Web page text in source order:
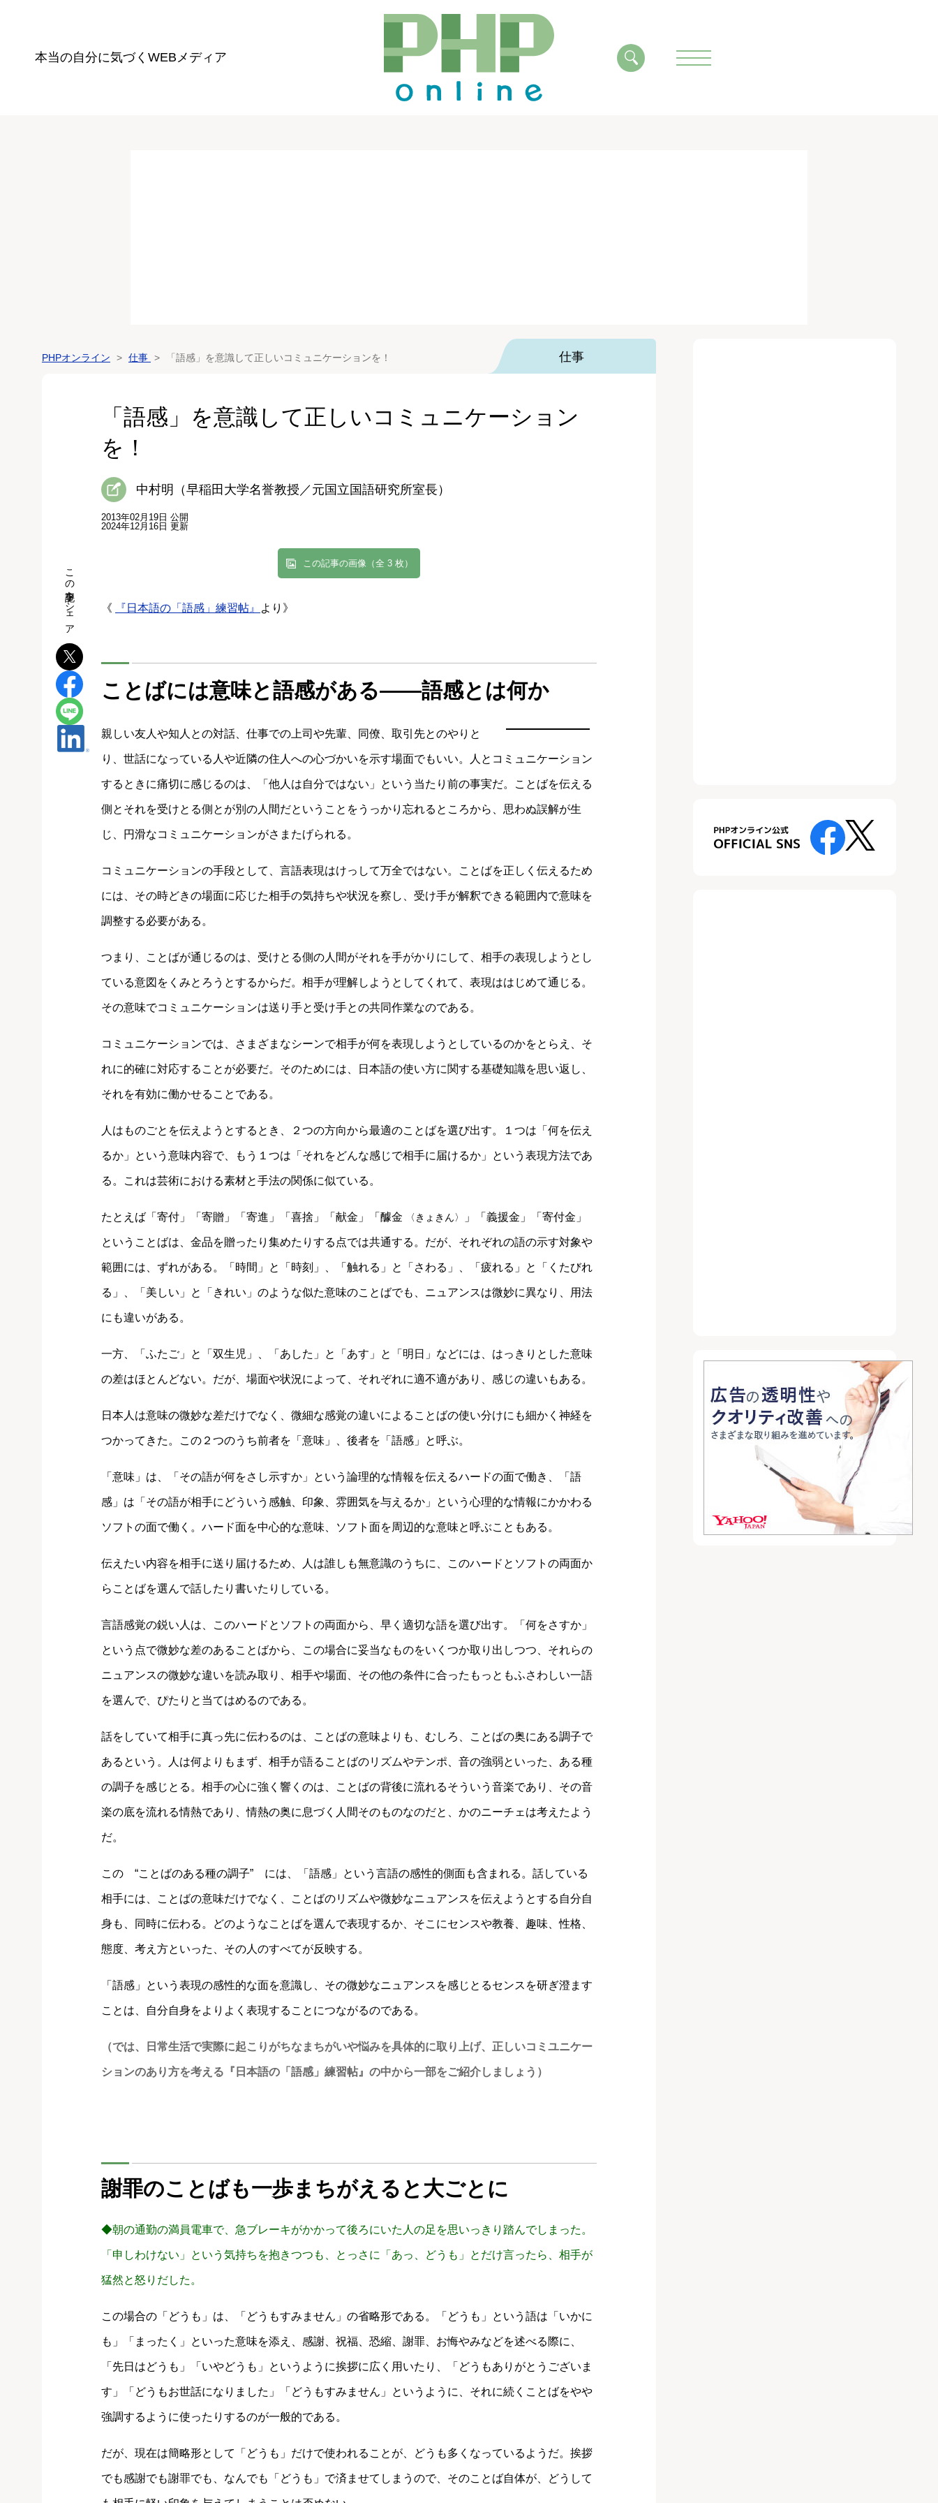
本当の自分に気づく WEBメディア
PHPオンライン 仕事 「語感」を意識して正しいコミュニケーションを！ 仕事
「語感」を意識して正しいコミュニケーション
を！
中村明（早稲田大学名誉教授／元国立国語研究所室長）
2013年02月19日 公開
2024年12月16日 更新
この記事の画像（全 3 枚）
《 『日本語の「語感」練習帖』 より》
ことばには意味と語感がある――語感とは何か
親しい友人や知人との対話、仕事での上司や先輩、同僚、取引先とのやりと
り、世話になっている人や近隣の住人への心づかいを示す場面でもいい。人とコミュニケーション
するときに痛切に感じるのは、「他人は自分ではない」という当たり前の事実だ。ことばを伝える
側とそれを受けとる側とが別の人間だということをうっかり忘れるところから、思わぬ誤解が生
じ、円滑なコミュニケーションがさまたげられる。
コミュニケーションの手段として、言語表現はけっして万全ではない。ことばを正しく伝えるため
には、その時どきの場面に応じた相手の気持ちや状況を察し、受け手が解釈できる範囲内で意味を
調整する必要がある。
つまり、ことばが通じるのは、受けとる側の人間がそれを手がかりにして、相手の表現しようとし
ている意図をくみとろうとするからだ。相手が理解しようとしてくれて、表現ははじめて通じる。
その意味でコミュニケーションは送り手と受け手との共同作業なのである。
コミュニケーションでは、さまざまなシーンで相手が何を表現しようとしているのかをとらえ、そ
れに的確に対応することが必要だ。そのためには、日本語の使い方に関する基礎知識を思い返し、
それを有効に働かせることである。
人はものごとを伝えようとするとき、２つの方向から最適のことばを選び出す。１つは「何を伝え
るか」という意味内容で、もう１つは「それをどんな感じで相手に届けるか」という表現方法であ
る。これは芸術における素材と手法の関係に似ている。
たとえば「寄付」「寄贈」「寄進」「喜捨」「献金」「醵金 〈きょきん〉 」「義援金」「寄付金」
ということばは、金品を贈ったり集めたりする点では共通する。だが、それぞれの語の示す対象や
範囲には、ずれがある。「時間」と「時刻」、「触れる」と「さわる」、「疲れる」と「くたびれ
る」、「美しい」と「きれい」のような似た意味のことばでも、ニュアンスは微妙に異なり、用法
にも違いがある。
一方、「ふたご」と「双生児」、「あした」と「あす」と「明日」などには、はっきりとした意味
の差はほとんどない。だが、場面や状況によって、それぞれに適不適があり、感じの違いもある。
日本人は意味の微妙な差だけでなく、微細な感覚の違いによることばの使い分けにも細かく神経を
つかってきた。この２つのうち前者を「意味」、後者を「語感」と呼ぶ。
「意味」は、「その語が何をさし示すか」という論理的な情報を伝えるハードの面で働き、「語
感」は「その語が相手にどういう感触、印象、雰囲気を与えるか」という心理的な情報にかかわる
ソフトの面で働く。ハード面を中心的な意味、ソフト面を周辺的な意味と呼ぶこともある。
伝えたい内容を相手に送り届けるため、人は誰しも無意識のうちに、このハードとソフトの両面か
らことばを選んで話したり書いたりしている。
言語感覚の鋭い人は、このハードとソフトの両面から、早く適切な語を選び出す。「何をさすか」
という点で微妙な差のあることばから、この場合に妥当なものをいくつか取り出しつつ、それらの
ニュアンスの微妙な違いを読み取り、相手や場面、その他の条件に合ったもっともふさわしい一語
を選んで、ぴたりと当てはめるのである。
話をしていて相手に真っ先に伝わるのは、ことばの意味よりも、むしろ、ことばの奥にある調子で
あるという。人は何よりもまず、相手が語ることばのリズムやテンポ、音の強弱といった、ある種
の調子を感じとる。相手の心に強く響くのは、ことばの背後に流れるそういう音楽であり、その音
楽の底を流れる情熱であり、情熱の奥に息づく人間そのものなのだと、かのニーチェは考えたよう
だ。
この “ことばのある種の調子” には、「語感」という言語の感性的側面も含まれる。話している
相手には、ことばの意味だけでなく、ことばのリズムや微妙なニュアンスを伝えようとする自分自
身も、同時に伝わる。どのようなことばを選んで表現するか、そこにセンスや教養、趣味、性格、
態度、考え方といった、その人のすべてが反映する。
「語感」という表現の感性的な面を意識し、その微妙なニュアンスを感じとるセンスを研ぎ澄ます
ことは、自分自身をよりよく表現することにつながるのである。
（では、日常生活で実際に起こりがちなまちがいや悩みを具体的に取り上げ、正しいコミユニケー
ションのあり方を考える『日本語の「語感」練習帖』の中から一部をご紹介しましょう）
謝罪のことばも一歩まちがえると大ごとに
◆朝の通勤の満員電車で、急ブレーキがかかって後ろにいた人の足を思いっきり踏んでしまった。
「申しわけない」という気持ちを抱きつつも、とっさに「あっ、どうも」とだけ言ったら、相手が
猛然と怒りだした。
この場合の「どうも」は、「どうもすみません」の省略形である。「どうも」という語は「いかに
も」「まったく」といった意味を添え、感謝、祝福、恐縮、謝罪、お悔やみなどを述べる際に、
「先日はどうも」「いやどうも」というように挨拶に広く用いたり、「どうもありがとうございま
す」「どうもお世話になりました」「どうもすみません」というように、それに続くことばをやや
強調するように使ったりするのが一般的である。
だが、現在は簡略形として「どうも」だけで使われることが、どうも多くなっているようだ。挨拶
でも感謝でも謝罪でも、なんでも「どうも」で済ませてしまうので、そのことば自体が、どうして
この記事をシェア